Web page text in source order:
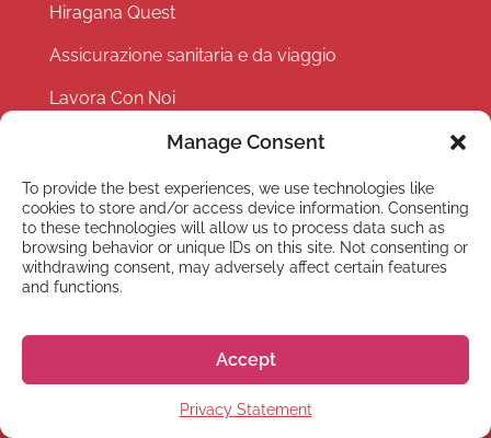
Manage Consent
To provide the best experiences, we use technologies like
cookies to store and/or access device information. Consenting
to these technologies will allow us to process data such as
browsing behavior or unique IDs on this site. Not consenting or
withdrawing consent, may adversely affect certain features
and functions.
Accept
Privacy Statement
Hiragana Quest
Assicurazione sanitaria e da viaggio
Lavora Con Noi
Partner with us
Privacy Policy
Terms and Conditions